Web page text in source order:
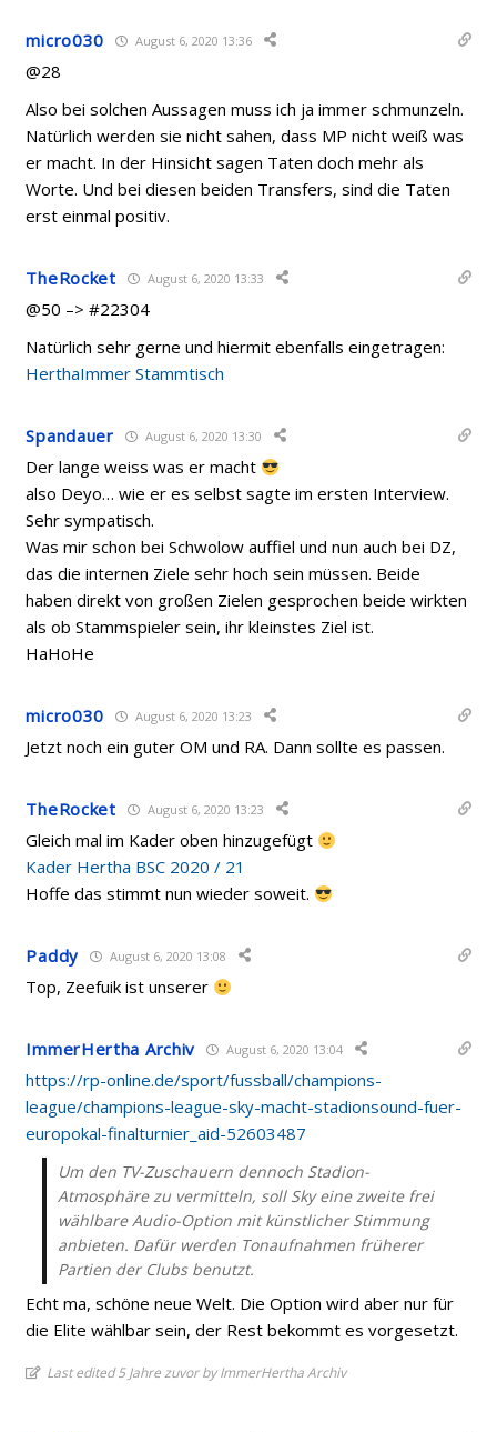
micro030 August 6, 2020 13:36
@28
Also bei solchen Aussagen muss ich ja immer schmunzeln.
Natürlich werden sie nicht sahen, dass MP nicht weiß was
er macht. In der Hinsicht sagen Taten doch mehr als
Worte. Und bei diesen beiden Transfers, sind die Taten
erst einmal positiv.
TheRocket August 6, 2020 13:33
@50 –> #22304
Natürlich sehr gerne und hiermit ebenfalls eingetragen:
HerthaImmer Stammtisch
Spandauer August 6, 2020 13:30
Der lange weiss was er macht
also Deyo… wie er es selbst sagte im ersten Interview.
Sehr sympatisch.
Was mir schon bei Schwolow auffiel und nun auch bei DZ,
das die internen Ziele sehr hoch sein müssen. Beide
haben direkt von großen Zielen gesprochen beide wirkten
als ob Stammspieler sein, ihr kleinstes Ziel ist.
HaHoHe
micro030 August 6, 2020 13:23
Jetzt noch ein guter OM und RA. Dann sollte es passen.
TheRocket August 6, 2020 13:23
Gleich mal im Kader oben hinzugefügt
Kader Hertha BSC 2020 / 21
Hoffe das stimmt nun wieder soweit.
Paddy August 6, 2020 13:08
Top, Zeefuik ist unserer
ImmerHertha Archiv August 6, 2020 13:04
https://rp-online.de/sport/fussball/champions-
league/champions-league-sky-macht-stadionsound-fuer-
europokal-finalturnier_aid-52603487
Um den TV-Zuschauern dennoch Stadion-
Atmosphäre zu vermitteln, soll Sky eine zweite frei
wählbare Audio-Option mit künstlicher Stimmung
anbieten. Dafür werden Tonaufnahmen früherer
Partien der Clubs benutzt.
Echt ma, schöne neue Welt. Die Option wird aber nur für
die Elite wählbar sein, der Rest bekommt es vorgesetzt.
Last edited 5 Jahre zuvor by ImmerHertha Archiv